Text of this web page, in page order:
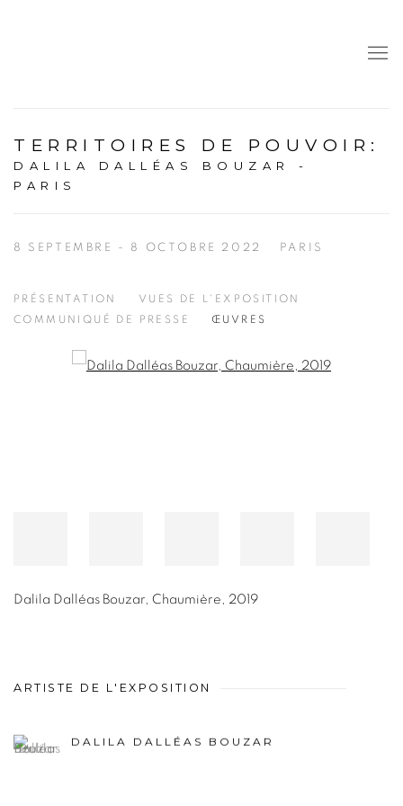
TERRITOIRES DE POUVOIR :
DALILA DALLÉAS BOUZAR -
PARIS
8 SEPTEMBRE - 8 OCTOBRE 2022 PARIS
PRÉSENTATION
VUES DE L'EXPOSITION
COMMUNIQUÉ DE PRESSE
ŒUVRES
Open a larger version of the following image in a popup:
Dalila Dalléas Bouzar Chaumière 2019
ARTISTE DE L'EXPOSITION
DALILA DALLÉAS BOUZAR